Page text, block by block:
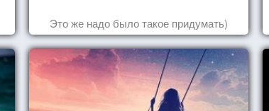
Это же надо было такое придумать)